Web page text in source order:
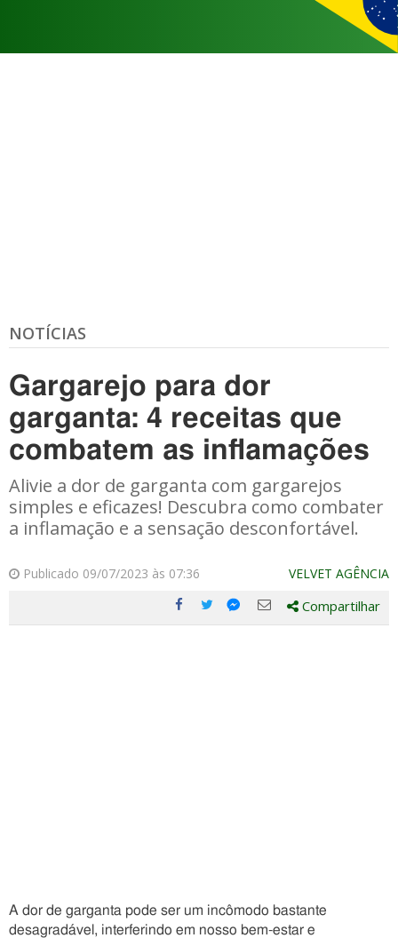
NOTÍCIAS
Gargarejo para dor
garganta: 4 receitas que
combatem as inflamações
Alivie a dor de garganta com gargarejos
simples e eficazes! Descubra como combater
a inflamação e a sensação desconfortável.
Publicado 09/07/2023 às 07:36 VELVET AGÊNCIA
Compartilhe
Compartilhe
Compartilhe
Compartilhe
Compartilhar
A dor de garganta pode ser um incômodo bastante
desagradável, interferindo em nosso bem-estar e